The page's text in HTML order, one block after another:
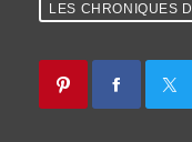
LES CHRONIQUES